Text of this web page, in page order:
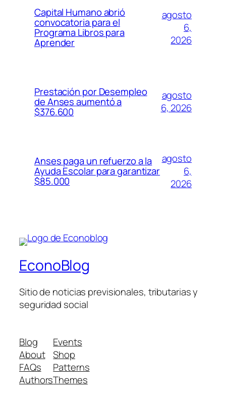
Capital Humano abrió
convocatoria para el
Programa Libros para
Aprender
agosto
6,
2026
Prestación por Desempleo
de Anses aumentó a
$376.600
agosto
6, 2026
Anses paga un refuerzo a la
Ayuda Escolar para garantizar
$85.000
agosto
6,
2026
EconoBlog
Sitio de noticias previsionales, tributarias y
seguridad social
Blog
About
FAQs
Authors
Events
Shop
Patterns
Themes